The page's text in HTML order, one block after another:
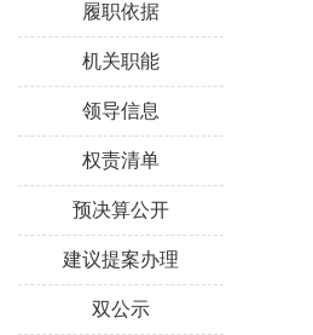
履职依据
机关职能
领导信息
权责清单
预决算公开
建议提案办理
双公示